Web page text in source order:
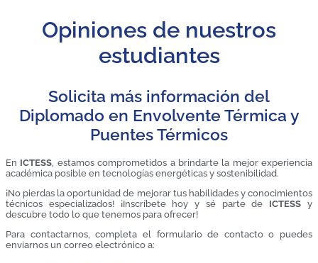
Opiniones de nuestros
estudiantes
Solicita más información del
Diplomado en Envolvente Térmica y
Puentes Térmicos
En ICTESS , estamos comprometidos a brindarte la mejor experiencia
académica posible en tecnologías energéticas y sostenibilidad.
¡No pierdas la oportunidad de mejorar tus habilidades y conocimientos
técnicos especializados! ¡Inscríbete hoy y sé parte de ICTESS y
descubre todo lo que tenemos para ofrecer!
Para contactarnos, completa el formulario de contacto o puedes
enviarnos un correo electrónico a: